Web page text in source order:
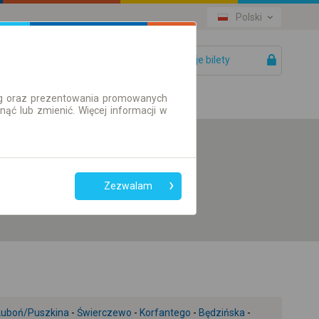
Polski
Twoje bilety
przesiadek
Tylko bilet online
Puszkina - Świerczewo - Korfantego - Będzińska -
oraz prezentowania promowanych
lub zmienić. Więcej informacji w
Zezwalam